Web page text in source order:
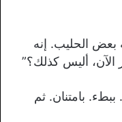
بعض الحليب. إنه
أليس كذلك؟”
بامتنان. ثم